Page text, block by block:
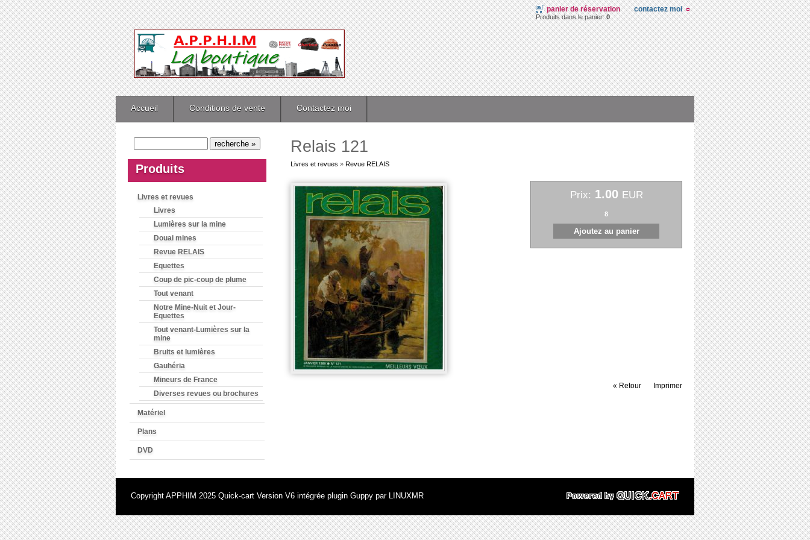
panier de réservation
Produits dans le panier:0
contactez moi
Accueil Conditions de vente Contactez moi
Produits
Livres et revues
Livres
Lumières sur la mine
Douai mines
Revue RELAIS
Equettes
Coup de pic-coup de plume
Tout venant
Notre Mine-Nuit et Jour-
Equettes
Tout venant-Lumières sur la
mine
Bruits et lumières
Gauhéria
Mineurs de France
Diverses revues ou brochures
Matériel
Plans
DVD
Relais 121
Livres et revues » Revue RELAIS
Prix: 1.00 EUR
8
Imprimer
« Retour
Copyright APPHIM 2025 Quick-cart Version V6 intégrée plugin Guppy par LINUXMR